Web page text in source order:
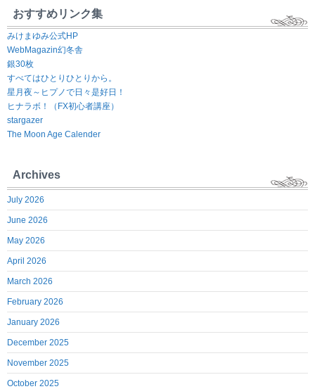
おすすめリンク集
みけまゆみ公式HP
WebMagazin幻冬舎
銀30枚
すべてはひとりひとりから。
星月夜～ヒプノで日々是好日！
ヒナラボ！（FX初心者講座）
stargazer
The Moon Age Calender
Archives
July 2026
June 2026
May 2026
April 2026
March 2026
February 2026
January 2026
December 2025
November 2025
October 2025